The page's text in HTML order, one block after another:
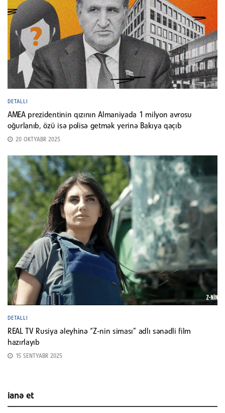
DETALLI
AMEA prezidentinin qızının Almaniyada 1 milyon avrosu
oğurlanıb, özü isə polisə getmək yerinə Bakıya qaçıb
20 OKTYABR 2025
DETALLI
REAL TV Rusiya əleyhinə “Z-nin siması” adlı sənədli film
hazırlayıb
15 SENTYABR 2025
ianə et